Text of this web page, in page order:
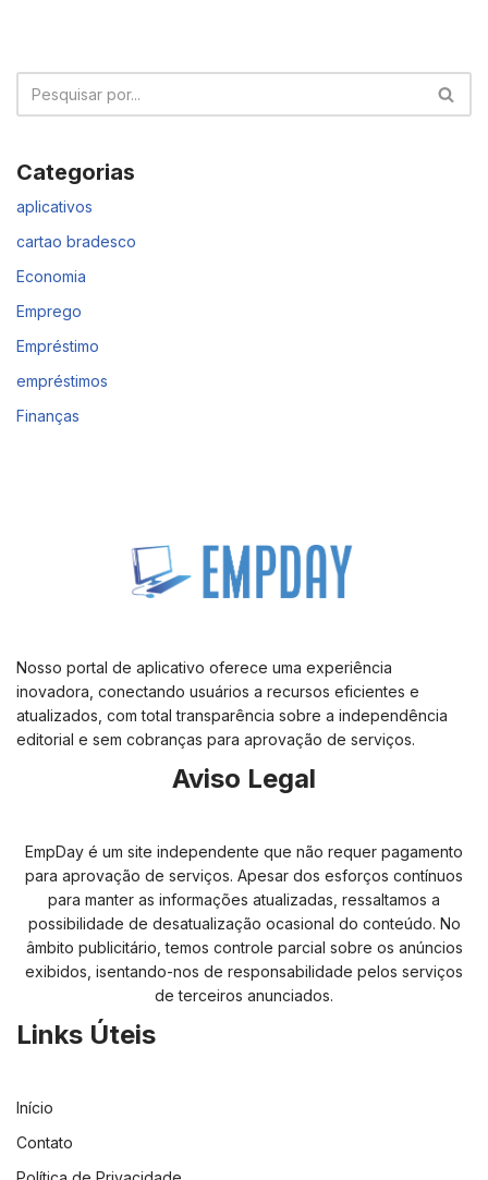
Categorias
aplicativos
cartao bradesco
Economia
Emprego
Empréstimo
empréstimos
Finanças
Nosso portal de aplicativo oferece uma experiência
inovadora, conectando usuários a recursos eficientes e
atualizados, com total transparência sobre a independência
editorial e sem cobranças para aprovação de serviços.
Aviso Legal
EmpDay é um site independente que não requer pagamento
para aprovação de serviços. Apesar dos esforços contínuos
para manter as informações atualizadas, ressaltamos a
possibilidade de desatualização ocasional do conteúdo. No
âmbito publicitário, temos controle parcial sobre os anúncios
exibidos, isentando-nos de responsabilidade pelos serviços
de terceiros anunciados.
Links Úteis
Início
Contato